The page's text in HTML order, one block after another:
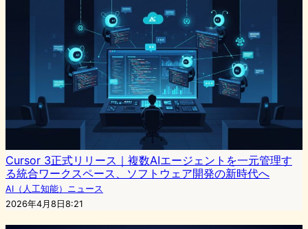
Cursor 3正式リリース｜複数AIエージェントを一元管理す
る統合ワークスペース、ソフトウェア開発の新時代へ
AI（人工知能）ニュース
2026年4月8日8:21